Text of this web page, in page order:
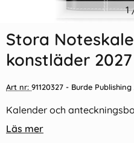
Indexflikar och Frixion clicker
svart
55 kr/st
1
Stora
konstläder 2027
Art nr: 91120327 - Burde Publishing
Kalender och
Läs mer